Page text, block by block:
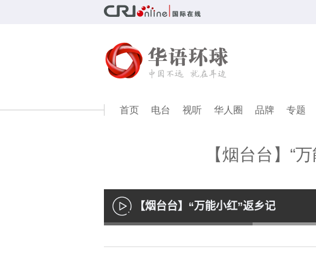
首页 电台 视听 华人圈 品牌 专题
【烟台台】“
播
放
【烟台台】“万能小红”返乡记
Loaded: